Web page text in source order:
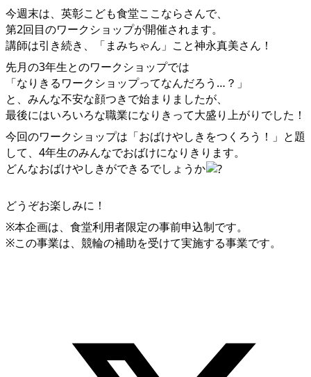
今週末は、英彰こども食堂ここならさんで、
第2回目のワークショップが開催されます。
講師は引き続き、「まみちゃん」こと神永真美さん！
先月の3年生とのワークショップでは
「なりきるワークショップってなんだろう…？」
と、みんな不安な顔つきで始まりましたが、
最後にはいろいろな職業になりきって大盛り上がりでした！
今回のワークショップは「おばけやしきをつくろう！」と題
して、4年生のみんなでおばけになりきります。
どんなおばけやしきができるでしょうか
どうぞお楽しみに！
※本企画は、食堂利用者限定の事前申込制です。
※この事業は、競輪の補助を受けて実施する事業です。